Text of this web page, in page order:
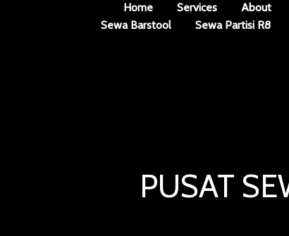
Home Services About
Sewa Barstool
Sewa Partisi R8
PUSAT